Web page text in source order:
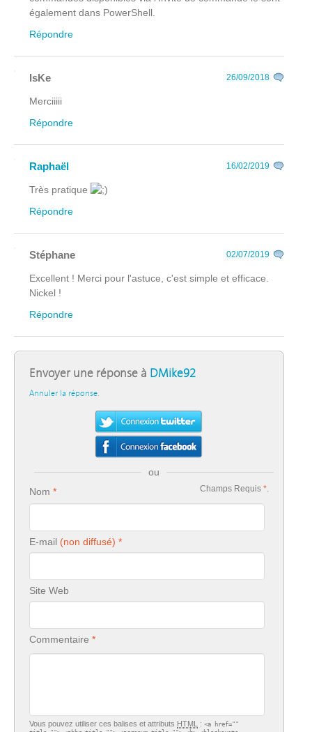
également dans PowerShell.
Répondre
IsKe 26/09/2018
Merciiiii
Répondre
Raphaël 16/02/2019
Très pratique
Répondre
Stéphane 02/07/2019
Excellent ! Merci pour l'astuce, c'est simple et efficace.
Nickel !
Répondre
Envoyer une réponse à DMike92
Annuler la réponse.
ou
Champs Requis *.
Nom
E-mail
Site Web
Commentaire
Vous pouvez utiliser ces balises et attributs HTML : <a href=""